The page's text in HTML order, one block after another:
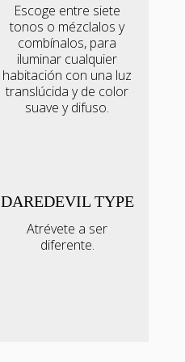
Escoge entre siete
tonos o mézclalos y
combínalos, para
iluminar cualquier
habitación con una luz
translúcida y de color
suave y difuso.
DAREDEVIL TYPE
Atrévete a ser
diferente.